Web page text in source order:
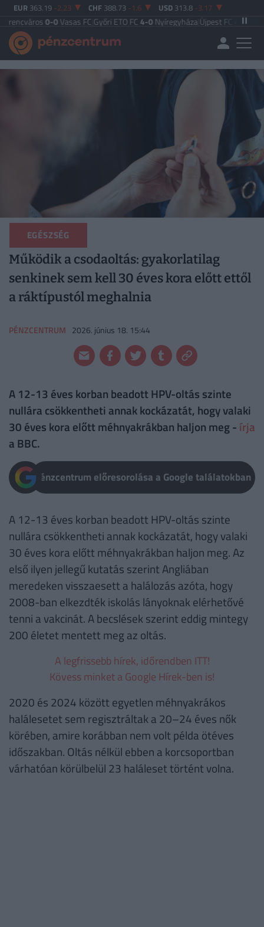
EUR 363.19 -2.23 CHF 388.73 -1.6 USD 313.8 -3.17
0-0Vasas FC|Győri ETO FC4-0Nyíregyháza |Újpest FC4-2Debreceni VSC
EGÉSZSÉG
Működik a csodaoltás: gyakorlatilag
senkinek sem kell 30 éves kora előtt ettől
a ráktípustól meghalnia
PÉNZCENTRUM 2026. június 18. 15:44
A 12-13 éves korban beadott HPV-oltás szinte
nullára csökkentheti annak kockázatát, hogy valaki
30 éves kora előtt méhnyakrákban haljon meg - írja
a BBC.
Pénzcentrum előresorolása a Google találatokban
A 12-13 éves korban beadott HPV-oltás szinte
nullára csökkentheti annak kockázatát, hogy valaki
30 éves kora előtt méhnyakrákban haljon meg. Az
első ilyen jellegű kutatás szerint Angliában
meredeken visszaesett a halálozás azóta, hogy
2008-ban elkezdték iskolás lányoknak elérhetővé
tenni a vakcinát. A becslések szerint eddig mintegy
200 életet mentett meg az oltás.
A legfrissebb hírek, időrendben ITT!
Kövess minket a Google Hírek-ben is!
2020 és 2024 között egyetlen méhnyakrákos
halálesetet sem regisztráltak a 20–24 éves nők
körében, amire korábban nem volt példa ötéves
időszakban. Oltás nélkül ebben a korcsoportban
várhatóan körülbelül 23 haláleset történt volna.